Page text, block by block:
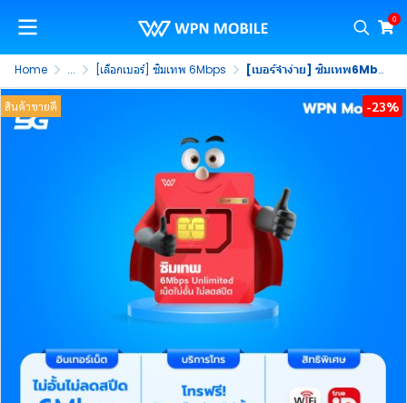
0
Home ... [เลือกเบอร์] ซิมเทพ 6Mbps [เบอร์จำง่าย] ซิมเทพ6Mbps ซิมรายปี 5G เน็ตไม่อั้น 6Mbps ไม่ลดสปีด พร้อมโทรฟรีในค่าย ไม่จำกัดนาน 1 ปี (ชุดที่ 1)
สินค้าขายดี -23%